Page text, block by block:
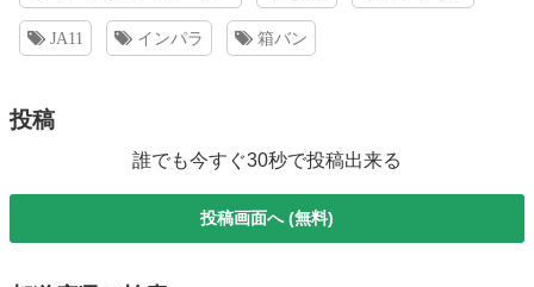
JA11 インパラ 箱バン
投稿
誰でも今すぐ30秒で投稿出来る
投稿画面へ (無料)